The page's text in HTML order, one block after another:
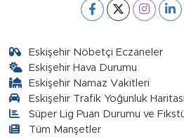
Eskişehir Nöbetçi Eczaneler
Eskişehir Hava Durumu
Eskişehir Namaz Vakitleri
Eskişehir Trafik Yoğunluk Haritası
Süper Lig Puan Durumu ve
Tüm Manşetler